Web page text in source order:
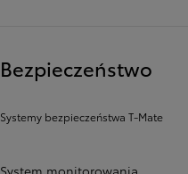
Bezpieczeństwo
Systemy bezpieczeństwa T-Mate